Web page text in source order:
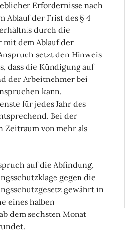
Erfordernisse nach
Ablauf der Frist des § 4
durch die
dem Ablauf der
setzt den Hinweis
dass die Kündigung auf
der Arbeitnehmer bei
kann.
für jedes Jahr des
Bei der
Zeitraum von mehr als
auf die Abfindung,
gegen die
gewährt in
eines halben
dem sechsten Monat